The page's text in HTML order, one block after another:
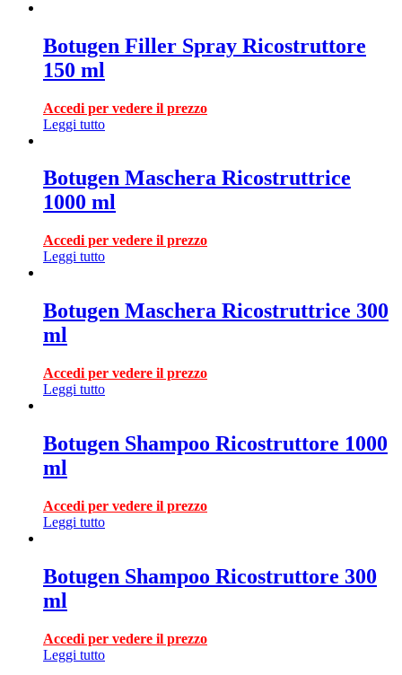
Botugen Filler Spray Ricostruttore
150 ml
Accedi per vedere il prezzo
Leggi tutto
Botugen Maschera Ricostruttrice
1000 ml
Accedi per vedere il prezzo
Leggi tutto
Botugen Maschera Ricostruttrice 300
ml
Accedi per vedere il prezzo
Leggi tutto
Botugen Shampoo Ricostruttore 1000
ml
Accedi per vedere il prezzo
Leggi tutto
Botugen Shampoo Ricostruttore 300
ml
Accedi per vedere il prezzo
Leggi tutto